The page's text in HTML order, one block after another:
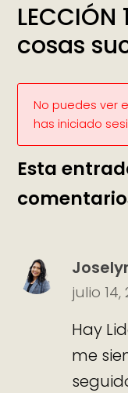
cosas
No puedes ver
has iniciado
Esta
julio 14,
Hay
me